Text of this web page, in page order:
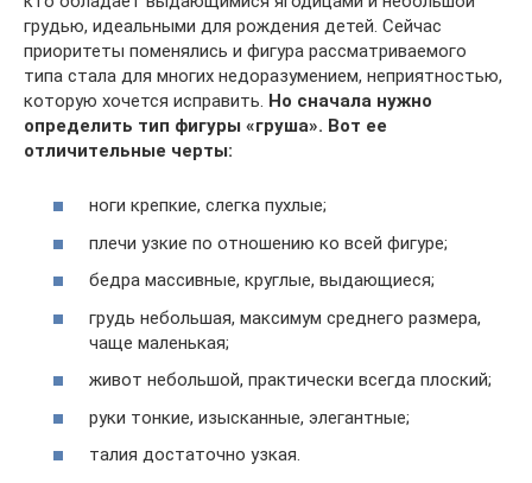
грудью, идеальными для рождения детей. Сейчас
приоритеты поменялись и фигура рассматриваемого
типа стала для многих недоразумением, неприятностью,
которую хочется исправить. Но сначала нужно
определить тип фигуры «груша». Вот ее
отличительные черты:
ноги крепкие, слегка пухлые;
плечи узкие по отношению ко всей фигуре;
бедра массивные, круглые, выдающиеся;
грудь небольшая, максимум среднего размера,
чаще маленькая;
живот небольшой, практически всегда плоский;
руки тонкие, изысканные, элегантные;
талия достаточно узкая.